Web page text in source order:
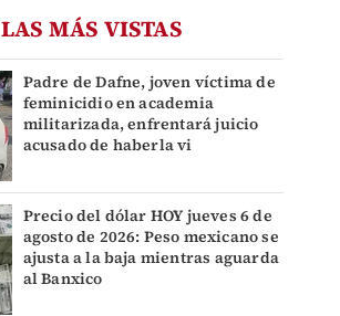
LAS MÁS VISTAS
Padre de Dafne, joven víctima de
feminicidio en academia
militarizada, enfrentará juicio
acusado de haberla vi
Precio del dólar HOY jueves 6 de
agosto de 2026: Peso mexicano se
ajusta a la baja mientras aguarda
al Banxico